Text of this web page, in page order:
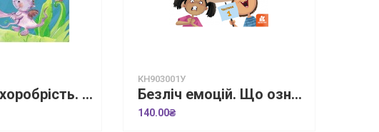
Історії про хоробрість. Міну, яка більше не боїться залишатися на самоті
КН903001У
Безліч емоцій. Що означає кожна? Частина 1
140.00₴